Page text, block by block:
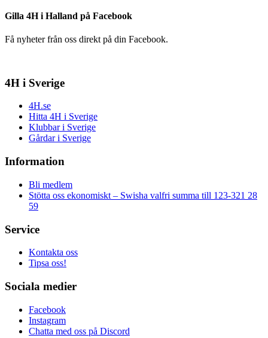
Gilla 4H i Halland på Facebook
Få nyheter från oss direkt på din Facebook.
4H i Sverige
4H.se
Hitta 4H i Sverige
Klubbar i Sverige
Gårdar i Sverige
Information
Bli medlem
Stötta oss ekonomiskt – Swisha valfri summa till 123-321 28
59
Service
Kontakta oss
Tipsa oss!
Sociala medier
Facebook
Instagram
Chatta med oss på Discord